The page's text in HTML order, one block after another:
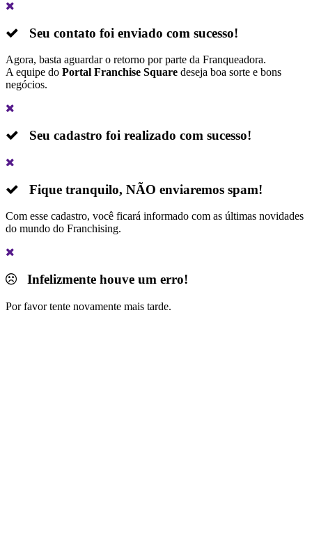
Seu contato foi enviado com sucesso!
Agora, basta aguardar o retorno por parte da Franqueadora.
A equipe do Portal Franchise Square deseja boa sorte e bons
negócios.
Seu cadastro foi realizado com sucesso!
Fique tranquilo, NÃO enviaremos spam!
Com esse cadastro, você ficará informado com as últimas novidades
do mundo do Franchising.
Infelizmente houve um erro!
Por favor tente novamente mais tarde.